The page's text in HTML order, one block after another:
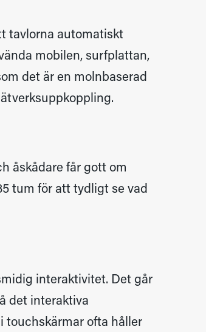
tavlorna automatiskt
mobilen, surfplattan,
det är en molnbaserad
åskådare får gott om
tum för att tydligt se vad
interaktivitet. Det går
det interaktiva
touchskärmar ofta håller